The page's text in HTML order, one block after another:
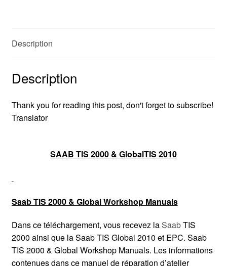
Description
Description
Thank you for reading this post, don't forget to subscribe!
Translator
SAAB TIS 2000 & GlobalTIS 2010
Saab TIS 2000 & Global Workshop Manuals
Dans ce téléchargement, vous recevez la SaabTIS
2000 ainsi que la Saab TIS Global 2010 et EPC. Saab
TIS 2000 & Global Workshop Manuals. Les informations
contenues dans ce manuel de réparation d’atelier